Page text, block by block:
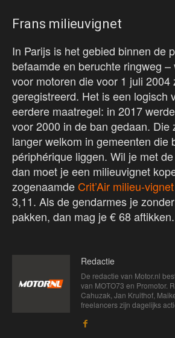
Frans milieuvignet
In Parijs is het gebied binnen de
befaamde en beruchte ringweg
voor motoren die voor 1 juli 2004
geregistreerd. Het is een logisch
eerdere maatregel: in 2017
voor 2000 in de ban gedaan. Die
langer welkom in gemeenten die
périphérique liggen. Wil je met
dan moet je een milieuvignet
zogenaamde Crit’Air milieu-vignet
3,11. Als de gendarmes je
pakken, dan mag je € 68 aftikken.
Redactie
De redactie van Motor.nl
van MOTO73 en Promotor.
Cahuzak, Jan Kruithof,
freelancers zijn dagelijks